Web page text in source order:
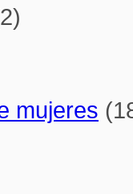
mujeres